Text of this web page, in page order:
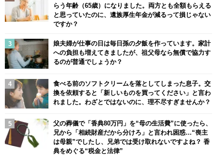
らう年齢（65歳）になりました。両方とも全額もらえる
と思っていたのに、遺族厚生年金が減るって損じゃない
ですか？
娘夫婦が仕事の日は毎日孫の夕飯を作っています。家計
への負担も増えてきましたが、祖父母なら無償で協力す
るのが普通でしょうか？
食べる前のソフトクリームを落としてしまった息子。交
換を依頼すると「新しいものを買ってください」と言わ
れました。わざとではないのに、理不尽すぎませんか？
父の葬儀で「香典80万円」を“母の生活費”に使ったら、
兄から「相続財産だから分けろ」と言われ困惑…“喪主
は母親”でしたし、兄弟では受け取れないですよね？ 香
典をめぐる“税金と法律”